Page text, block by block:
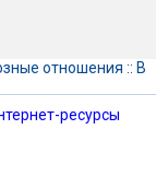
отношения :: В
ресурсы